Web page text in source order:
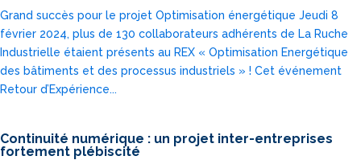
Grand succès pour le projet Optimisation énergétique Jeudi 8
février 2024, plus de 130 collaborateurs adhérents de La Ruche
Industrielle étaient présents au REX « Optimisation Energétique
des bâtiments et des processus industriels » ! Cet événement
Retour d’Expérience...
Continuité numérique : un projet inter-entreprises
fortement plébiscité